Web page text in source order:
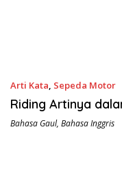
Arti Kata, Sepeda Motor
Riding Artinya
Bahasa Gaul, Bahasa Inggris